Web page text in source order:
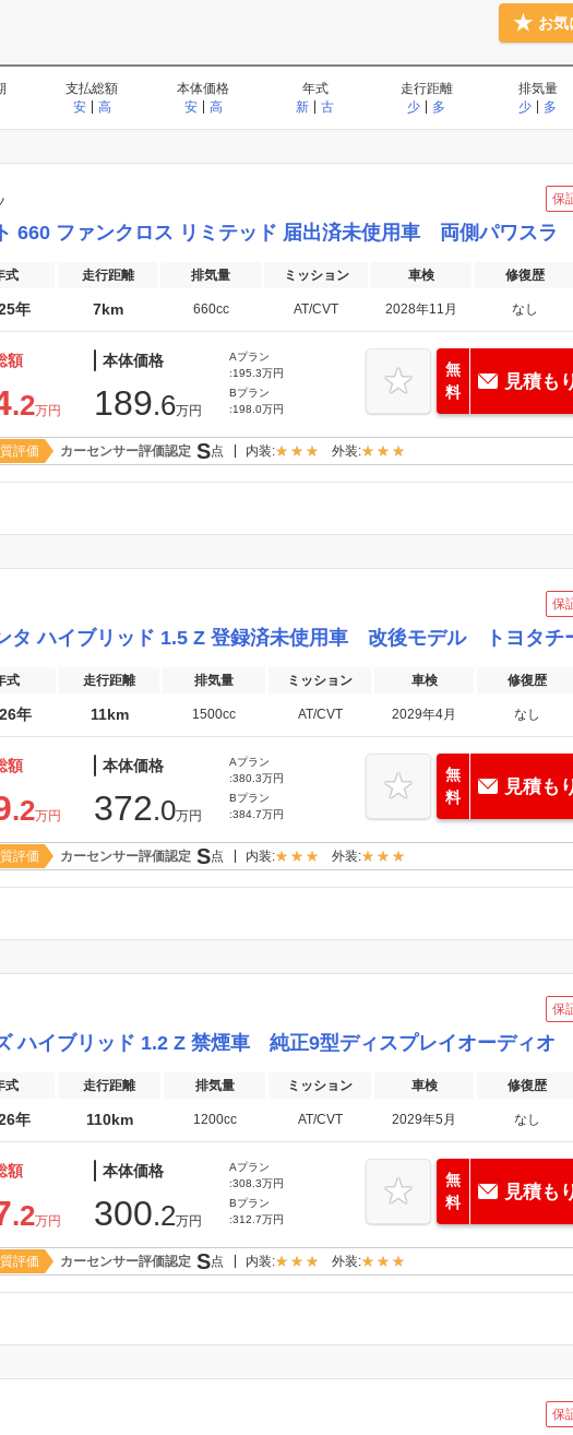
ー パワーウィンドウ パワステ エア
ャージドランプ LEDヘッドライト 盗難
軽減ブレーキ クルーズコントロール パーキングアシスト 横滑
ラ
（360度カメラ）
ウォークスルー シートヒーター
ート 電動シート
減税対象車
登録(届出)済未使用車
お気
支払総額
安
高
本体価格
安
高
年式
新
古
走行距離
少
多
排気量
少
多
保
660 ファンクロス リミテッド 届出済未使用車 両側パワスラ
式 走行距離 排気量 ミッション 車検 修復歴
年 7km 660cc AT/CVT 2028年11月 なし
額
.2万円
本体価格
189.6万円
Aプラン
:195.3万円
Bプラン
:198.0万円
無
料
見積も
評価 カーセンサー評価認定 S点 内装: 外装:
保
タ ハイブリッド 1.5 Z 登録済未使用車 改後モデル トヨタチ
式 走行距離 排気量 ミッション 車検 修復歴
年 11km 1500cc AT/CVT 2029年4月 なし
額
.2万円
本体価格
372.0万円
Aプラン
:380.3万円
Bプラン
:384.7万円
無
料
見積も
評価 カーセンサー評価認定 S点 内装: 外装:
保
ハイブリッド 1.2 Z 禁煙車 純正9型ディスプレイオーディオ
式 走行距離 排気量 ミッション 車検 修復歴
年 110km 1200cc AT/CVT 2029年5月 なし
額
.2万円
本体価格
300.2万円
Aプラン
:308.3万円
Bプラン
:312.7万円
無
料
見積も
評価 カーセンサー評価認定 S点 内装: 外装:
保